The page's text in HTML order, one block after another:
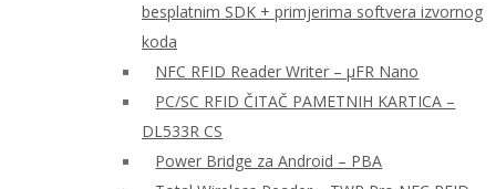
besplatnim SDK + primjerima softvera izvornog
koda
NFC RFID Reader Writer – μFR Nano
PC/SC RFID ČITAČ PAMETNIH KARTICA –
DL533R CS
Power Bridge za Android – PBA